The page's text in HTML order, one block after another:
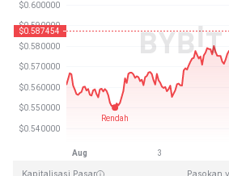
Terakhir Diperbarui: 2026-08-07, 15:28 GMT+0